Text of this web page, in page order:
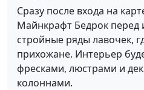
Сразу после входа на
Майнкрафт Бедрок перед
стройные ряды лавочек,
прихожане. Интерьер
фресками, люстрами и
колоннами.